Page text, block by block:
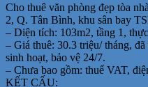
Cho thuê văn phòng đẹp tòa
2, Q. Tân Bình, khu sân bay
– Diện tích: 103m2, tầng 1,
– Giá thuê: 30.3 triệu/ tháng,
sinh hoạt, bảo vệ 24/7.
– Chưa bao gồm: thuế VAT,
KẾT CẤU: